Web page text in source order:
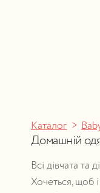
Каталог
Домашній
Всі дівчата та
Хочеться, щоб